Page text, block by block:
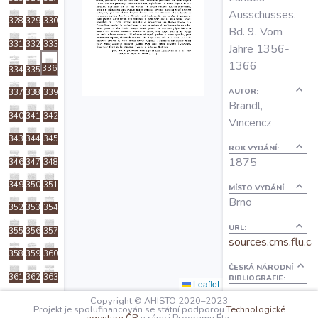
O projektu
Autoři
Nápověda
328 329 330
331 332 333
334 335 336
337 338 339
340 341 342
343 344 345
346 347 348
349 350 351
352 353 354
355 356 357
358 359 360
361 362 363
Leaflet
Ausschusses.
Bd. 9. Vom
Jahre 1356-
1366
AUTOR:
Brandl,
Vincencz
ROK VYDÁNÍ:
1875
MÍSTO VYDÁNÍ:
Brno
URL:
ČESKÁ NÁRODNÍ
BIBLIOGRAFIE:
aleph.nkp.cz
Copyright © AHISTO 2020–2023
Projekt je spolufinancován se státní podporouTechnologické